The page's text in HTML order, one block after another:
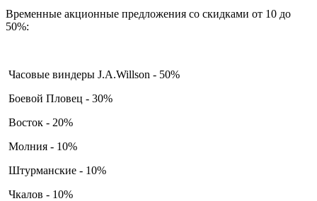
Временные акционные предложения со скидками от 10 до
50%:
Часовые виндеры J.A.Willson - 50%
Боевой Пловец - 30%
Восток - 20%
Молния - 10%
Штурманские - 10%
Чкалов - 10%